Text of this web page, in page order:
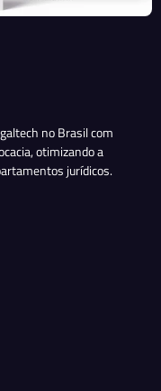
no Brasil com
otimizando a
jurídicos.